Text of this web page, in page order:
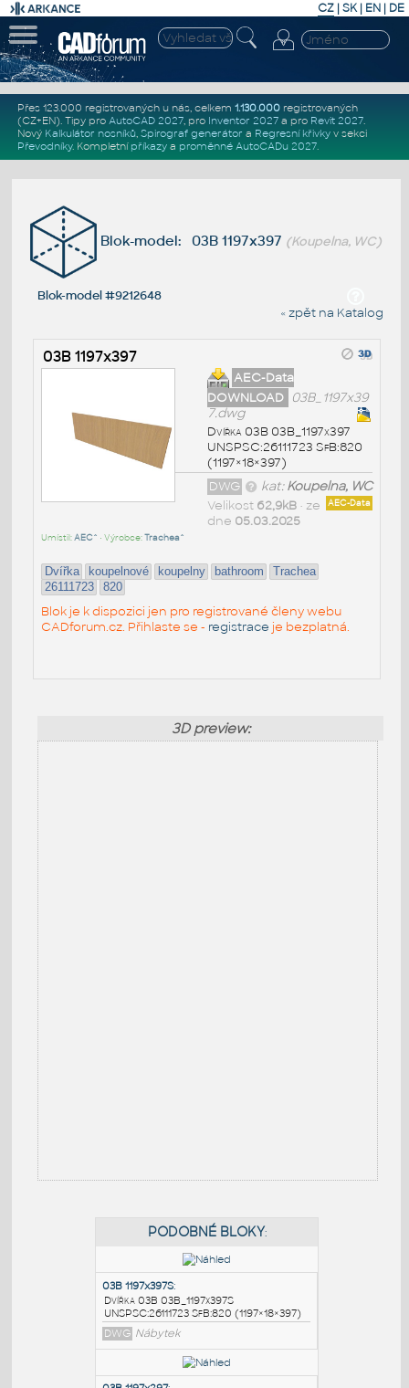
CZ | SK| EN | DE
Přes 123.000 registrovaných u nás, celkem 1.130.000registrovaných
(CZ+EN). Tipy pro AutoCAD 2027, pro Inventor 2027a pro Revit 2027.
Nový Kalkulátor nosníků, Spirograf generátor a Regresní křivkyv sekci
Převodníky. Kompletní příkazya proměnné AutoCADu 2027.
Blok-model: 03B 1197x397 (Koupelna, WC)
Blok-model #9212648
« zpět na Katalog
03B 1197x397
AEC-Data
DOWNLOAD
03B_1197x39
7.dwg
Dvířka 03B 03B_1197x397
UNSPSC:26111723 SfB:820
(1197×18×397)
kat:Koupelna, WC
DWG
AEC-Data
Velikost 62,9kB• ze
dne 05.03.2025
Umístil:AEC^ • Výrobce:Trachea^
Dvířka koupelnové koupelny bathroom
Trachea
26111723
820
Blok je k dispozici jen pro registrované členy webu
CADforum.cz. Přihlaste se - registrace je bezplatná.
3D preview: